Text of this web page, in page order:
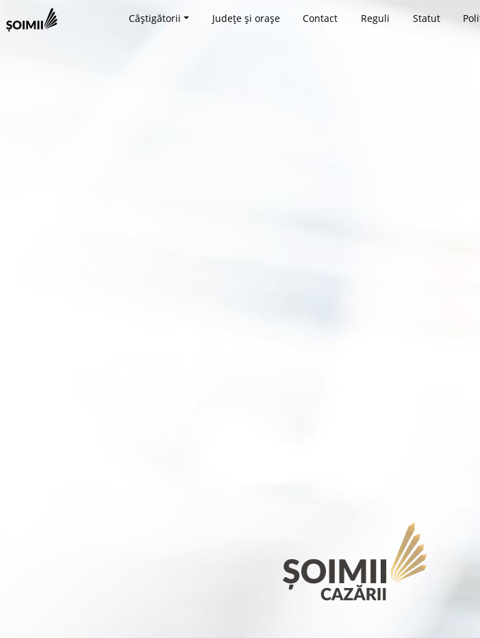
Câștigătorii Județe și orașe Contact Reguli Statut